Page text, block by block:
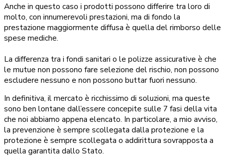
Anche in questo caso i prodotti possono differire tra loro di
molto, con innumerevoli prestazioni, ma di fondo la
prestazione maggiormente diffusa è quella del rimborso delle
spese mediche.
La differenza tra i fondi sanitari o le polizze assicurative è che
le mutue non possono fare selezione del rischio, non possono
escludere nessuno e non possono buttar fuori nessuno.
In definitiva, il mercato è ricchissimo di soluzioni, ma queste
sono ben lontane dall’essere concepite sulle 7 fasi della vita
che noi abbiamo appena elencato. In particolare, a mio avviso,
la prevenzione è sempre scollegata dalla protezione e la
protezione è sempre scollegata o addirittura sovrapposta a
quella garantita dallo Stato.